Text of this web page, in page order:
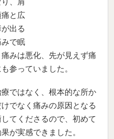
みは悪化、先が見えず痛
参っていました。
ではなく、根本的な所か
でなく痛みの原因となる
てくださるので、初めて
ぜこの変形から痛みが生
ながら丁寧に施術してく
せすることができます。